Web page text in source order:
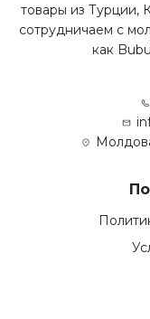
товары из Турции,
сотрудничаем с
как